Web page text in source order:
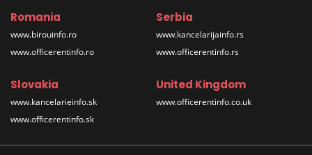
Romania
www.birouinfo.ro
www.officerentinfo.ro
Serbia
www.kancelarijainfo.rs
www.officerentinfo.rs
Slovakia
www.kancelarieinfo.sk
www.officerentinfo.sk
United Kingdom
www.officerentinfo.co.uk